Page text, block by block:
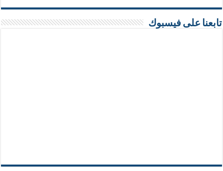
تابعنا على فيسبوك